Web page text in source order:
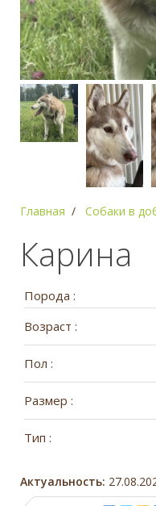
Главная Собаки в
Карина
Порода :
Возраст :
Пол :
Размер :
Тип :
Актуальность: